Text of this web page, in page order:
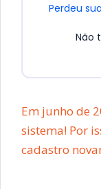
Perdeu
Não
Em junho de
sistema! Por
cadastro